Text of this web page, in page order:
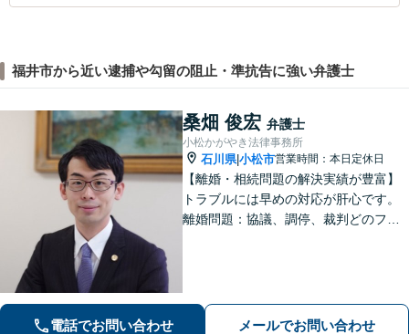
福井市から近い逮捕や勾留の阻止・準抗告に強い弁護士
桑畑 俊宏 弁護士
小松かがやき法律事務所
石川県|小松市営業時間：本日定休日
【離婚・相続問題の解決実績が豊富】
トラブルには早めの対応が肝心です。
離婚問題：協議、調停、裁判どのフェ
電話でお問い合わせ メールでお問い合わせ